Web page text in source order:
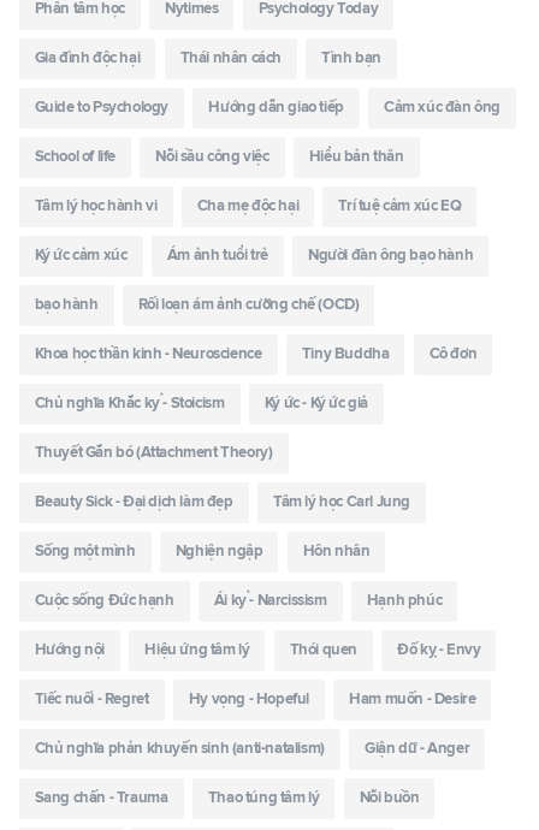
Phân tâm học Nytimes Psychology Today
Gia đình độc hại Thái nhân cách Tình bạn
Guide to Psychology Hướng dẫn giao tiếp Cảm xúc đàn ông
School of life Nỗi sầu công việc Hiểu bản thân
Tâm lý học hành vi Cha mẹ độc hại Trí tuệ cảm xúc EQ
Ký ức cảm xúc Ám ảnh tuổi trẻ Người đàn ông bạo hành
bạo hành Rối loạn ám ảnh cưỡng chế (OCD)
Khoa học thần kinh - Neuroscience Tiny Buddha Cô đơn
Chủ nghĩa Khắc kỷ - Stoicism Ký ức - Ký ức giả
Thuyết Gắn bó (Attachment Theory)
Beauty Sick - Đại dịch làm đẹp Tâm lý học Carl Jung
Sống một mình Nghiện ngập Hôn nhân
Cuộc sống Đức hạnh Ái kỷ - Narcissism Hạnh phúc
Hướng nội Hiệu ứng tâm lý Thói quen Đố kỵ - Envy
Tiếc nuối - Regret Hy vọng - Hopeful Ham muốn - Desire
Chủ nghĩa phản khuyến sinh (anti-natalism) Giận dữ - Anger
Sang chấn - Trauma Thao túng tâm lý Nỗi buồn